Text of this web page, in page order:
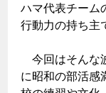
ハマ代表チーム
行動力の持ち主
今回はそんな
に昭和の部活感